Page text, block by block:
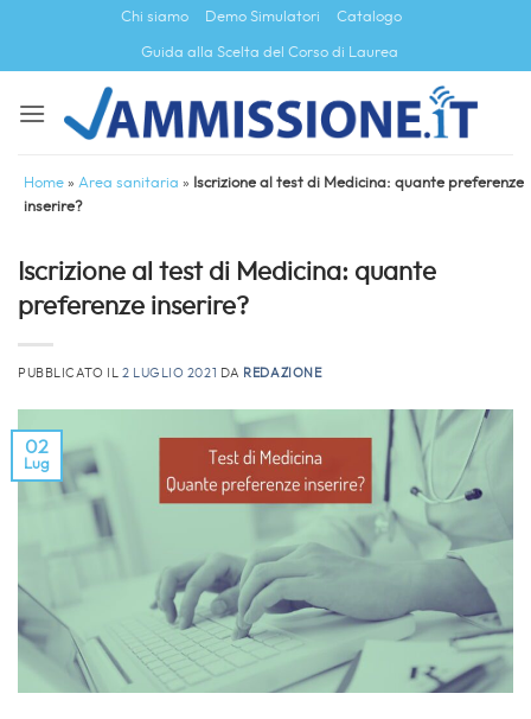
contenuti
Chi siamo Demo Simulatori Catalogo
Guida alla Scelta del Corso di Laurea
Home » Area sanitaria » Iscrizione al test di Medicina: quante preferenze
inserire?
Iscrizione al test di Medicina: quante
preferenze inserire?
PUBBLICATO IL 2 LUGLIO 2021 DA REDAZIONE
02
Lug